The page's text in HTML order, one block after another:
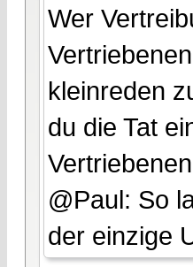
Wer
kleinreden
du die Tat
@Paul: So
der einzige